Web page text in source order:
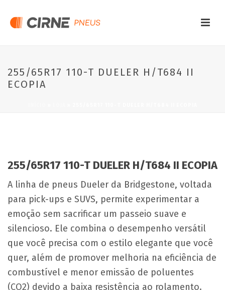
255/65R17 110-T DUELER H/T684 II
ECOPIA
255/65R17 110-T DUELER H/T684 II ECOPIA
A linha de pneus Dueler da Bridgestone, voltada
para pick-ups e SUVS, permite experimentar a
emoção sem sacrificar um passeio suave e
silencioso. Ele combina o desempenho versátil
que você precisa com o estilo elegante que você
quer, além de promover melhoria na eficiência de
combustível e menor emissão de poluentes
(CO2) devido a baixa resistência ao rolamento.